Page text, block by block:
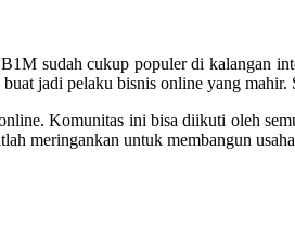
sudah cukup populer di kalangan
jadi pelaku bisnis online yang mahir.
Komunitas ini bisa diikuti oleh
meringankan untuk membangun